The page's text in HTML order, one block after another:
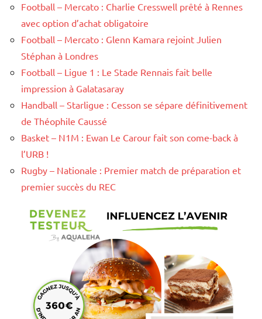
Football – Mercato : Charlie Cresswell prêté à Rennes
avec option d’achat obligatoire
Football – Mercato : Glenn Kamara rejoint Julien
Stéphan à Londres
Football – Ligue 1 : Le Stade Rennais fait belle
impression à Galatasaray
Handball – Starligue : Cesson se sépare définitivement
de Théophile Caussé
Basket – N1M : Ewan Le Carour fait son come-back à
l’URB !
Rugby – Nationale : Premier match de préparation et
premier succès du REC